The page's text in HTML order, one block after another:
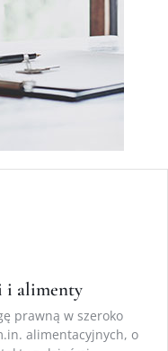
i alimenty
prawną w szeroko
alimentacyjnych, o